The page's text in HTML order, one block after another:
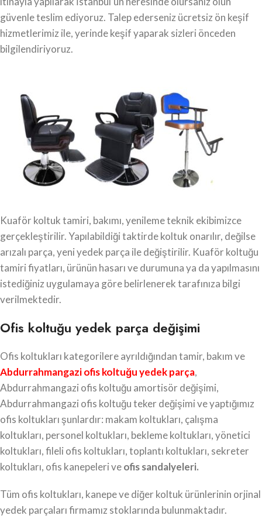
güvenle teslim ediyoruz. Talep ederseniz ücretsiz ön keşif
hizmetlerimiz ile, yerinde keşif yaparak sizleri önceden
bilgilendiriyoruz.
Kuaför koltuk tamiri, bakımı, yenileme teknik ekibimizce
gerçekleştirilir. Yapılabildiği taktirde koltuk onarılır, değilse
arızalı parça, yeni yedek parça ile değiştirilir. Kuaför koltuğu
tamiri fiyatları, ürünün hasarı ve durumuna ya da yapılmasını
istediğiniz uygulamaya göre belirlenerek tarafınıza bilgi
verilmektedir.
Ofis koltuğu yedek parça değişimi
Ofis koltukları kategorilere ayrıldığından tamir, bakım ve
Abdurrahmangazi ofis koltuğu yedek parça,
Abdurrahmangazi ofis koltuğu amortisör değişimi,
Abdurrahmangazi ofis koltuğu teker değişimi ve yaptığımız
ofis koltukları şunlardır: makam koltukları, çalışma
koltukları, personel koltukları, bekleme koltukları, yönetici
koltukları, fileli ofis koltukları, toplantı koltukları, sekreter
koltukları, ofis kanepeleri veofis sandalyeleri.
Tüm ofis koltukları, kanepe ve diğer koltuk ürünlerinin orjinal
yedek parçaları firmamız stoklarında bulunmaktadır.